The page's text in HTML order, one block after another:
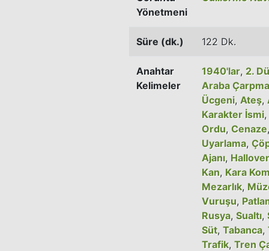
Yönetmeni
Süre (dk.) 122 Dk.
Anahtar
Kelimeler
1940'lar, 2.
Araba
Ücgeni, Ateş,
Karakter İsmi,
Ordu, Cenaze
Uyarlama,
Ajanı,
Kan, Kara
Mezarlık,
Vuruşu,
Rusya, Sualtı,
Süt, Tabanca,
Trafik, Tren